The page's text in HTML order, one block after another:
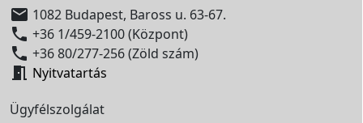
 1082 Budapest, Baross u. 63-67.
 +36 1/459-2100 (Központ)
 +36 80/277-256 (Zöld szám)
 Nyitvatartás
Ügyfélszolgálat